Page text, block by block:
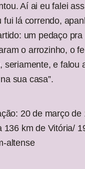
Aí ai eu falei
lá correndo,
um pedaço pra
o arrozinho, o
seriamente, e falou
sua casa”.
20 de março
km de Vitória/
altense